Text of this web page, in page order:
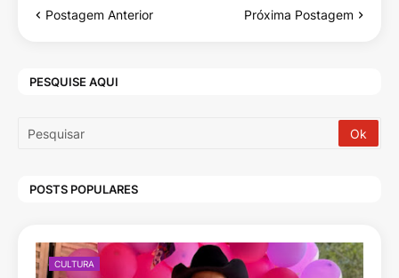
Postagem Anterior Próxima Postagem
PESQUISE AQUI
POSTS POPULARES
CULTURA